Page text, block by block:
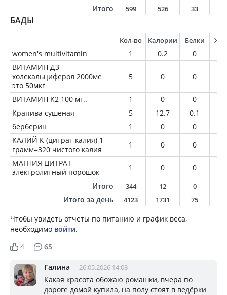
Итого 599 526 33
БАДЫ
Кол-во Калории Белки
women's multivitamin 1 0.2 0
ВИТАМИН Д3
холекальциферол 2000ме
это 50мкг
5 0 0
ВИТАМИН К2 100 мг.. 1 0 0
Крапива сушеная
5 12.7 0.1
берберин
1 0 0
КАЛИЙ К (цитрат калия) 1
грамм=320 чистого калия
1 0 0
МАГНИЯ ЦИТРАТ-
электролитный порошок
1 0 0
Итого
344 12 0
Итого за день 4123 1731 75
Чтобы увидеть отчеты по питанию и график веса,
необходимо войти.
4
65
Галина 26.05.2026 14:08
Какая красота обожаю ромашки, вчера по
дороге домой купила, на полу стоят в ведёрки